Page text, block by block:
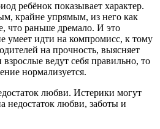
ребёнок показывает характер.
крайне упрямым, из него как
что раньше дремало. И это
умеет идти на компромисс, к тому
на прочность, выясняет
ведут себя правильно, то
нормализуется.
любви. Истерики могут
недостаток любви, заботы и